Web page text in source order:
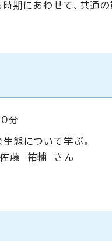
期にあわせて、共通
分
態について学ぶ。
佐藤 祐輔 さん